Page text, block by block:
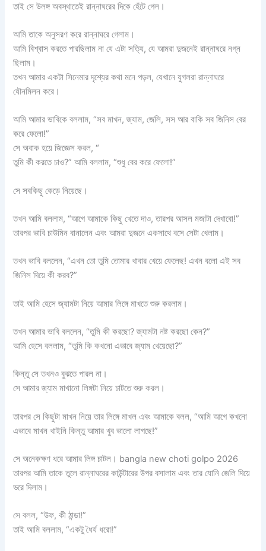
তাই সে উলঙ্গ অবস্থাতেই রান্নাঘরের দিকে হেঁটে গেল।
আমি তাকে অনুসরণ করে রান্নাঘরে গেলাম।
আমি বিশ্বাস করতে পারছিলাম না যে এটা সত্যি, যে আমরা দুজনেই রান্নাঘরে নগ্ন
ছিলাম।
তখন আমার একটা সিনেমার দৃশ্যের কথা মনে পড়ল, যেখানে যুগলরা রান্নাঘরে
যৌনমিলন করে।
আমি আমার ভাবিকে বললাম, “সব মাখন, জ্যাম, জেলি, সস আর বাকি সব জিনিস বের
করে ফেলো!”
সে অবাক হয়ে জিজ্ঞেস করল, “
তুমি কী করতে চাও?” আমি বললাম, “শুধু বের করে ফেলো!”
সে সবকিছু কেড়ে নিয়েছে।
তখন আমি বললাম, “আগে আমাকে কিছু খেতে দাও, তারপর আসল মজাটা দেখাবো!”
তারপর ভাবি চাউমিন বানালেন এবং আমরা দুজনে একসাথে বসে সেটা খেলাম।
তখন ভাবি বললেন, “এখন তো তুমি তোমার খাবার খেয়ে ফেলেছ! এখন বলো এই সব
জিনিস দিয়ে কী করব?”
তাই আমি হেসে জ্যামটা নিয়ে আমার লিঙ্গে মাখতে শুরু করলাম।
তখন আমার ভাবি বললেন, “তুমি কী করছো? জ্যামটা নষ্ট করছো কেন?”
আমি হেসে বললাম, “তুমি কি কখনো এভাবে জ্যাম খেয়েছো?”
কিন্তু সে তখনও বুঝতে পারল না।
সে আমার জ্যাম মাখানো লিঙ্গটা নিয়ে চাটতে শুরু করল।
তারপর সে কিছুটা মাখন নিয়ে তার লিঙ্গে মাখল এবং আমাকে বলল, “আমি আগে কখনো
এভাবে মাখন খাইনি কিন্তু আমার খুব ভালো লাগছে!”
সে অনেকক্ষণ ধরে আমার লিঙ্গ চাটল। bangla new choti golpo 2026
তারপর আমি তাকে তুলে রান্নাঘরের কাউন্টারের উপর বসালাম এবং তার যোনি জেলি দিয়ে
ভরে দিলাম।
সে বলল, “উফ, কী ঠান্ডা!”
তাই আমি বললাম, “একটু ধৈর্য ধরো!”